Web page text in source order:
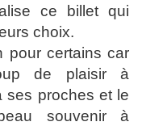
ce billet qui
choix.
pour certains car
de plaisir à
ses proches et le
souvenir à